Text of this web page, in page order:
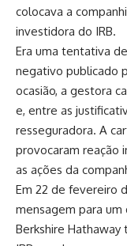
colocava a
investidora do IRB.
Era uma tentativa
negativo publicado
ocasião, a gestora
e, entre as
resseguradora. A
provocaram reação
as ações da
Em 22 de fevereiro
mensagem para um
Berkshire Hathaway